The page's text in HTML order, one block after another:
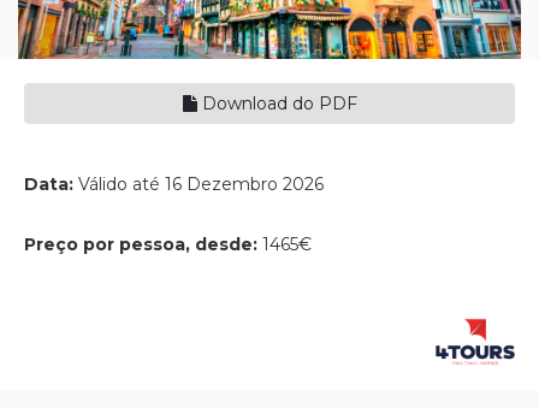
Download do PDF
Data: Válido até 16 Dezembro 2026
Preço por pessoa, desde: 1465€